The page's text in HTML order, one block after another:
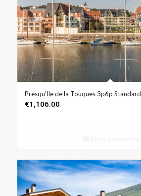
Presqu’Ile de la Touques 3p6p Standard
€1,106.00